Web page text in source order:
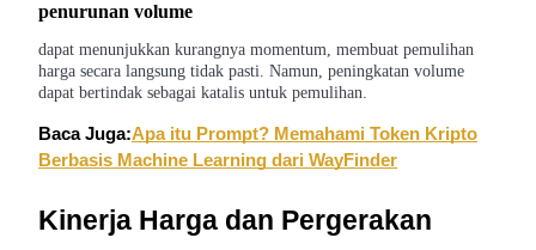
Copy Trading
penurunan volume
dapat menunjukkan kurangnya momentum, membuat pemulihan
harga secara langsung tidak pasti. Namun, peningkatan volume
dapat bertindak sebagai katalis untuk pemulihan.
Baca Juga:Apa itu Prompt? Memahami Token Kripto
Berbasis Machine Learning dari WayFinder
Kinerja Harga dan Pergerakan